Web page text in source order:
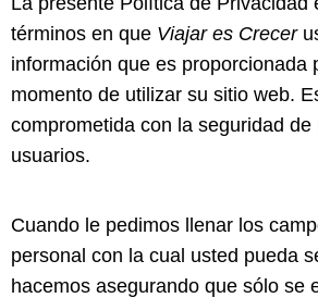
términos en que Viajar es Crecer
información que es proporcionada
momento de utilizar su sitio web.
comprometida con la seguridad
usuarios.
Cuando le pedimos llenar los
personal con la cual usted pueda
hacemos asegurando que sólo se